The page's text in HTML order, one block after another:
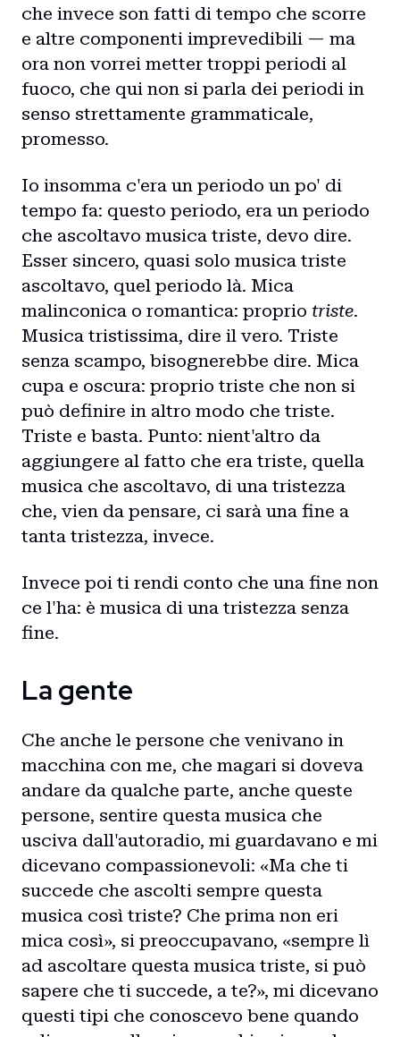
che invece son fatti di tempo che scorre
e altre componenti imprevedibili — ma
ora non vorrei metter troppi periodi al
fuoco, che qui non si parla dei periodi in
senso strettamente grammaticale,
promesso.
Io insomma c'era un periodo un po' di
tempo fa: questo periodo, era un periodo
che ascoltavo musica triste, devo dire.
Esser sincero, quasi solo musica triste
ascoltavo, quel periodo là. Mica
malinconica o romantica: proprio triste.
Musica tristissima, dire il vero. Triste
senza scampo, bisognerebbe dire. Mica
cupa e oscura: proprio triste che non si
può definire in altro modo che triste.
Triste e basta. Punto: nient'altro da
aggiungere al fatto che era triste, quella
musica che ascoltavo, di una tristezza
che, vien da pensare, ci sarà una fine a
tanta tristezza, invece.
Invece poi ti rendi conto che una fine non
ce l'ha: è musica di una tristezza senza
fine.
La gente
Che anche le persone che venivano in
macchina con me, che magari si doveva
andare da qualche parte, anche queste
persone, sentire questa musica che
usciva dall'autoradio, mi guardavano e mi
dicevano compassionevoli: «Ma che ti
succede che ascolti sempre questa
musica così triste? Che prima non eri
mica così», si preoccupavano, «sempre lì
ad ascoltare questa musica triste, si può
sapere che ti succede, a te?», mi dicevano
questi tipi che conoscevo bene quando